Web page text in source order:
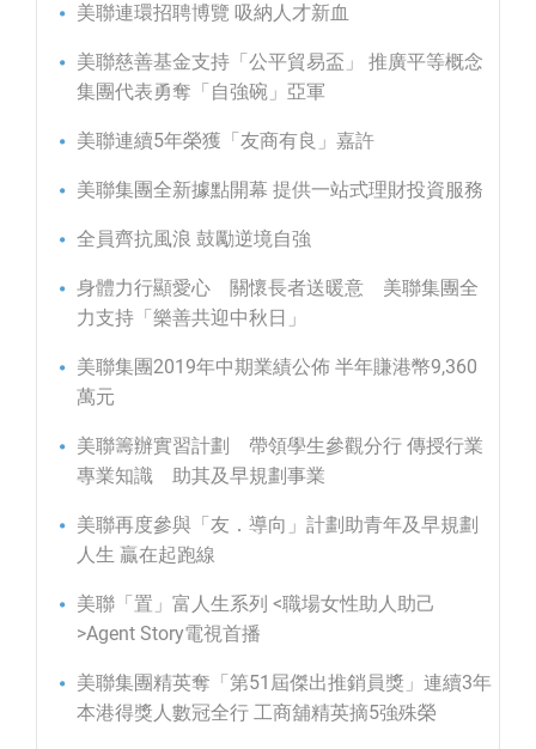
美聯連環招聘博覽 吸納人才新血
美聯慈善基金支持「公平貿易盃」 推廣平等概念
集團代表勇奪「自強碗」亞軍
美聯連續5年榮獲「友商有良」嘉許
美聯集團全新據點開幕 提供一站式理財投資服務
全員齊抗風浪 鼓勵逆境自強
身體力行顯愛心 關懷長者送暖意 美聯集團全
力支持「樂善共迎中秋日」
美聯集團2019年中期業績公佈 半年賺港幣9,360
萬元
美聯籌辦實習計劃 帶領學生參觀分行 傳授行業
專業知識 助其及早規劃事業
美聯再度參與「友．導向」計劃助青年及早規劃
人生 贏在起跑線
美聯「置」富人生系列 <職場女性助人助己
>Agent Story電視首播
美聯集團精英奪「第51屆傑出推銷員獎」連續3年
本港得獎人數冠全行 工商舖精英摘5強殊榮